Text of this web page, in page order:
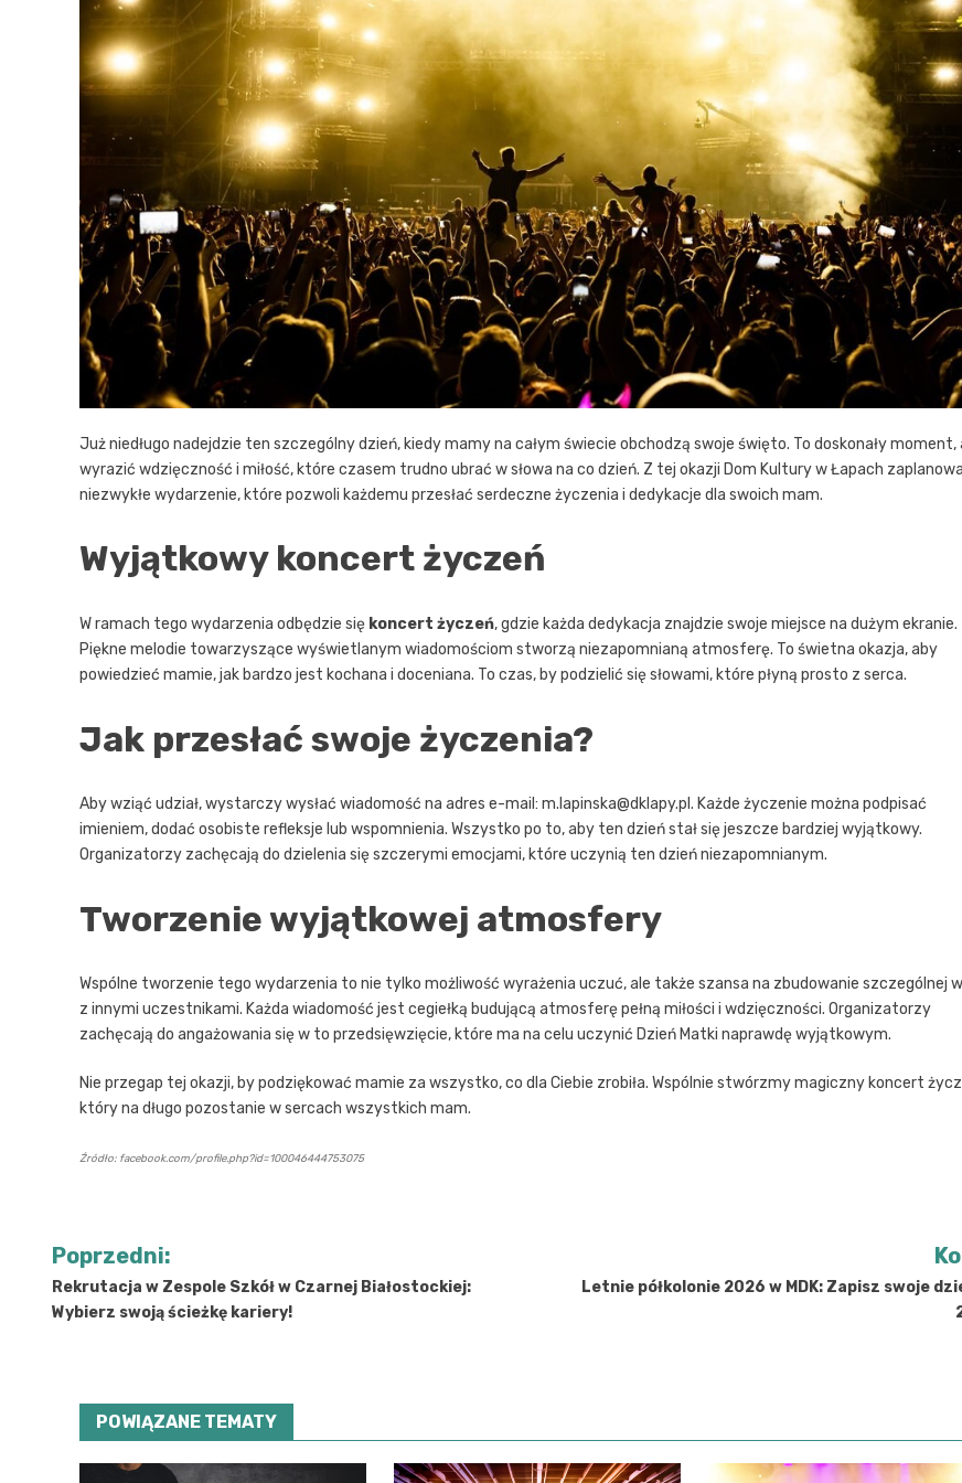
Już niedługo nadejdzie ten szczególny dzień, kiedy mamy na całym świecie obchodzą swoje święto. To doskonały moment,
wyrazić wdzięczność i miłość, które czasem trudno ubrać w słowa na co dzień. Z tej okazji Dom Kultury w Łapach
niezwykłe wydarzenie, które pozwoli każdemu przesłać serdeczne życzenia i dedykacje dla swoich mam.
Wyjątkowy koncert życzeń
W ramach tego wydarzenia odbędzie się koncert życzeń, gdzie każda dedykacja znajdzie swoje miejsce na dużym ekranie.
Piękne melodie towarzyszące wyświetlanym wiadomościom stworzą niezapomnianą atmosferę. To świetna okazja, aby
powiedzieć mamie, jak bardzo jest kochana i doceniana. To czas, by podzielić się słowami, które płyną prosto z serca.
Jak przesłać swoje życzenia?
Aby wziąć udział, wystarczy wysłać wiadomość na adres e-mail: m.lapinska@dklapy.pl . Każde życzenie można podpisać
imieniem, dodać osobiste refleksje lub wspomnienia. Wszystko po to, aby ten dzień stał się jeszcze bardziej wyjątkowy.
Organizatorzy zachęcają do dzielenia się szczerymi emocjami, które uczynią ten dzień niezapomnianym.
Tworzenie wyjątkowej atmosfery
Wspólne tworzenie tego wydarzenia to nie tylko możliwość wyrażenia uczuć, ale także szansa na zbudowanie szczególnej
z innymi uczestnikami. Każda wiadomość jest cegiełką budującą atmosferę pełną miłości i wdzięczności. Organizatorzy
zachęcają do angażowania się w to przedsięwzięcie, które ma na celu uczynić Dzień Matki naprawdę wyjątkowym.
Nie przegap tej okazji, by podziękować mamie za wszystko, co dla Ciebie zrobiła. Wspólnie stwórzmy magiczny koncert
który na długo pozostanie w sercach wszystkich mam.
Źródło: facebook.com/profile.php?id=100046444753075
Nawigacja
wpisu
Poprzedni:
Rekrutacja w Zespole Szkół w Czarnej Białostockiej:
Wybierz swoją ścieżkę kariery!
Letnie półkolonie 2026 w MDK: Zapisz swoje
POWIĄZANE TEMATY